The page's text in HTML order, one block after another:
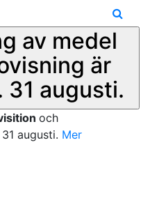
av medel
är
31 augusti.
och
augusti. Mer